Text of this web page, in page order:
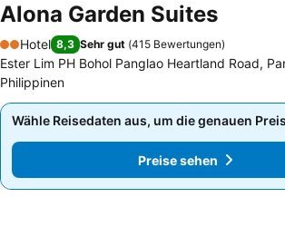
Alona Garden Suites
2 Sterne
Hotel 8,3 Sehr gut (415 Bewertungen)
Ester Lim PH Bohol Panglao Heartland Road,
Philippinen
Wähle Reisedaten aus, um die genauen
Preise sehen
Wähle Reisedaten aus, um die genauen
Preise sehen